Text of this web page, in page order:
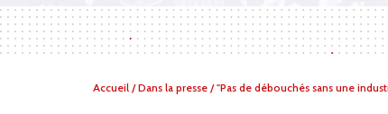
Campagnes
multimarques
Vous
Accueil /Dans la presse /"Pas de débouchés sans une